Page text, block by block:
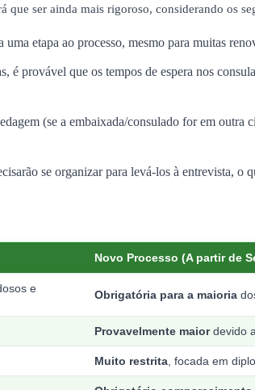
que ser ainda mais rigoroso, considerando os
etapa ao processo, mesmo para muitas
provável que os tempos de espera nos
(se a embaixada/consulado for em outra
se organizar para levá-los à entrevista, o
Novo Processo (A partir de
e
Obrigatória para a maioria
Provavelmente maiordevido
Muito restrita , focada em